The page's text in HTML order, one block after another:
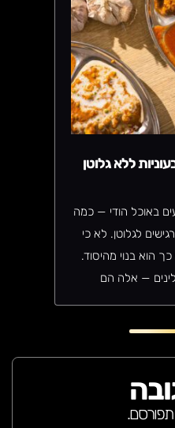
ללא גלוטן
באוכל הודי — כמה
לגלוטן. לא כי
הוא בנוי מהיסוד.
— אלה הם
תפורסם.